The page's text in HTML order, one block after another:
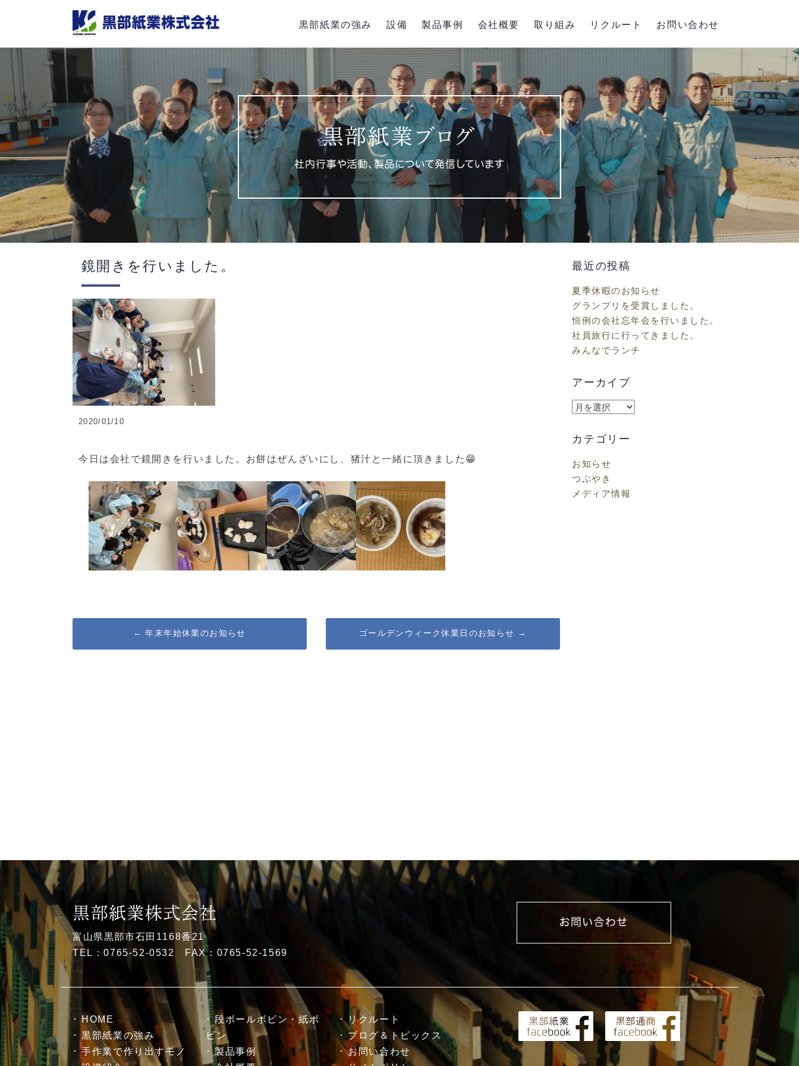
黒部紙業の強み 設備 製品事例 会社概要 取り組み リクルート お問い合わせ
鏡開きを行いました。
2020/01/10
今日は会社で鏡開きを行いました。お餅はぜんざいにし、猪汁と一緒に頂きました 😁
navigation
← 年末年始休業のお知らせ ゴールデンウィーク休業日のお知らせ →
最近の投稿
夏季休暇のお知らせ
グランプリを受賞しました。
恒例の会社忘年会を行いました。
社員旅行に行ってきました。
みんなでランチ
アーカイブ
ア
カ
ブ
カテゴリー
お知らせ
つぶやき
メディア情報
富山県黒部市石田1168番21
TEL：0765-52-0532 FAX：0765-52-1569
HOME
黒部紙業の強み
手作業で作り出すモノ
段ボールボビン・紙ボ
ビン
製品事例
リクルート
ブログ＆トピックス
お問い合わせ